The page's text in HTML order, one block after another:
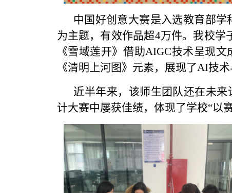
中国好创意大赛是入选教育部
为主题，有效作品超4万件。我校学
《雪域莲开》借助AIGC技术呈现
《清明上河图》元素，展现了AI技术
近半年来，该师生团队还在未
计大赛中屡获佳绩，体现了学校“以